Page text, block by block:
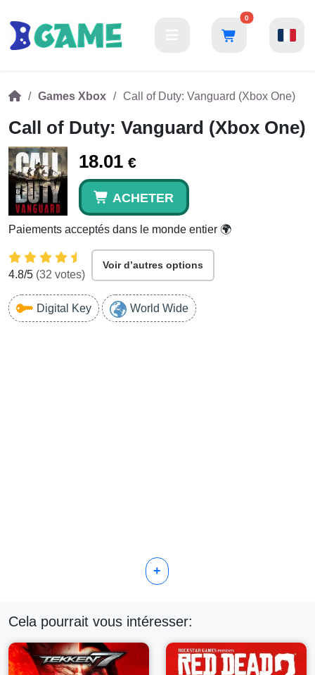
0
Games Xbox Call of Duty: Vanguard (Xbox One)
Call of Duty: Vanguard (Xbox One)
18.01 €
ACHETER
Paiements acceptés dans le monde entier 🌍
4.8/5 (32 votes)
Voir d’autres options
Digital Key World Wide
+
Cela pourrait vous intéresser: